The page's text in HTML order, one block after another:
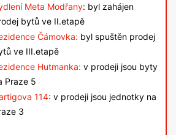
Meta Modřany: byl zahájen
bytů ve II.etapě
Čámovka: byl spuštěn prodej
ve III.etapě
Hutmanka: v prodeji jsou byty
Praze 5
114: v prodeji jsou jednotky na
3